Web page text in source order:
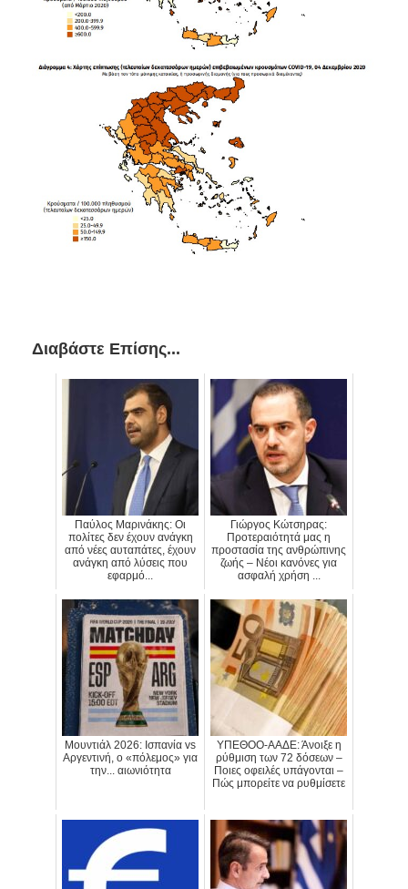
Διαβάστε Επίσης...
Παύλος Μαρινάκης: Οι
πολίτες δεν έχουν ανάγκη
από νέες αυταπάτες, έχουν
ανάγκη από λύσεις που
εφαρμό...
Γιώργος Κώτσηρας:
Προτεραιότητά μας η
προστασία της ανθρώπινης
ζωής – Νέοι κανόνες για
ασφαλή χρήση ...
Μουντιάλ 2026: Ισπανία vs
Αργεντινή, ο «πόλεμος» για
την... αιωνιότητα
ΥΠΕΘΟΟ-ΑΑΔΕ: Άνοιξε η
ρύθμιση των 72 δόσεων –
Ποιες οφειλές υπάγονται –
Πώς μπορείτε να ρυθμίσετε